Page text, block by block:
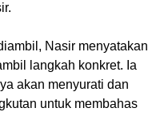
Nasir menyatakan
langkah konkret. Ia
akan menyurati dan
untuk membahas